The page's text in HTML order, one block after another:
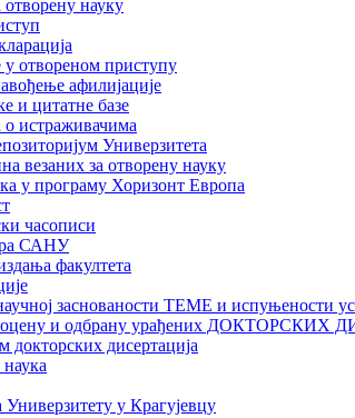
науку
отвореном приступу
афилијације
и цитатне базе
о истраживачима
Универзитета
везаних за отворену науку
у програму Хоризонт Европа
часописи
САНУ
факултета
заснованости ТЕМЕ и испуњености
оцену и одбрану урађених ДОКТОРСКИХ
докторских дисертација
у Крагујевцу